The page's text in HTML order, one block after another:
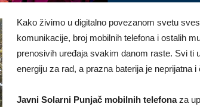
Kako živimo u digitalno povezanom svetu
komunikacije, broj mobilnih telefona i ostalih
prenosivih uređaja svakim danom raste. Svi ti
energiju za rad, a prazna baterija je neprijatna i
Javni Solarni Punjač mobilnih telefonaza